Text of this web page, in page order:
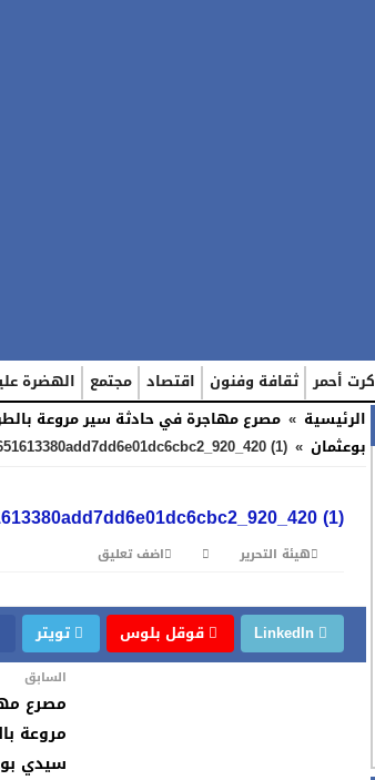
الهضرة مجتمع اقتصاد ثقافة وفنون كرت أحمر
الرئيسية » مصرع مهاجرة في حادثة سير مروعة
بوعثمان »
(1)
(1)
هيئة التحرير اضف تعليق
تويتر قوقل بلوس LinkedIn
السابق
مصرع
مروعة
سيدي